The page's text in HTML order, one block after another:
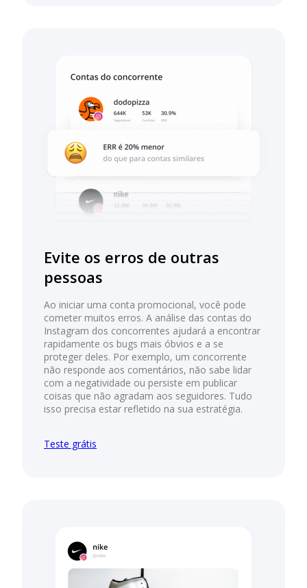
Evite os erros de outras
pessoas
Ao iniciar uma conta promocional, você pode
cometer muitos erros. A análise das contas do
Instagram dos concorrentes ajudará a encontrar
rapidamente os bugs mais óbvios e a se
proteger deles. Por exemplo, um concorrente
não responde aos comentários, não sabe lidar
com a negatividade ou persiste em publicar
coisas que não agradam aos seguidores. Tudo
isso precisa estar refletido na sua estratégia.
Teste grátis